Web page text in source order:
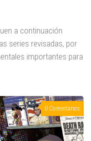
a continuación
series revisadas, por
importantes para
0 Comentarios